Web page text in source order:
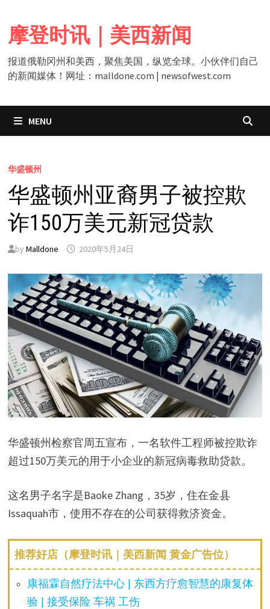
content
摩登时讯｜美西新闻
报道俄勒冈州和美西，聚焦美国，纵览全球。小伙伴们自己
的新闻媒体！网址：malldone.com | newsofwest.com
MENU
华盛顿州
华盛顿州亚裔男子被控欺
诈150万美元新冠贷款
by Malldone 2020年5月24日
华盛顿州检察官周五宣布，一名软件工程师被控欺诈
超过150万美元的用于小企业的新冠病毒救助贷款。
这名男子名字是Baoke Zhang，35岁，住在金县
Issaquah市，使用不存在的公司获得救济资金。
推荐好店（摩登时讯｜美西新闻 黄金广告位）
康福霖自然疗法中心 | 东西方疗愈智慧的康复体
验 | 接受保险 车祸 工伤